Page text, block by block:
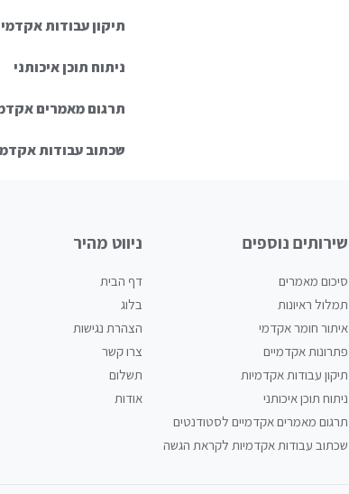
תיקון עבודות
ניתוח תוכן איכותני
תרגום מאמרים
שכתוב עבודות
שירותים נוספים
סיכום מאמרים
תמלול ראיונות
איתור חומר אקדמי
פתרונות אקדמיים
תיקון עבודות אקדמיות
ניתוח תוכן איכותני
תרגום מאמרים אקדמיים לסטודנטים
שכתוב עבודות אקדמיות לקראת הגשה
ניווט מהיר
דף הבית
בלוג
הצהרת נגישות
צרו קשר
תשלום
אודות